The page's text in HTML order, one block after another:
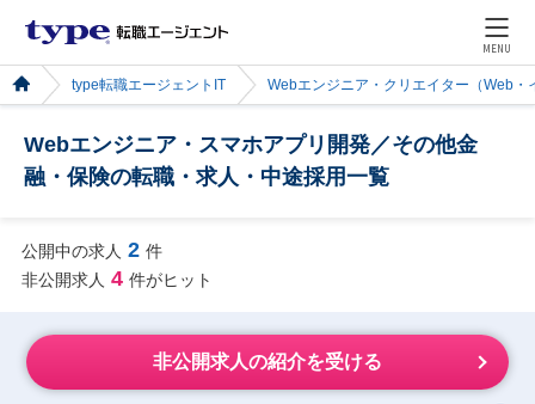
MENU
type転職エージェントIT Webエンジニア・クリエイター（Web・
Webエンジニア・スマホアプリ開発／その他金
融・保険の転職・求人・中途採用一覧
公開中の求人 2 件
非公開求人 4 件がヒット
非公開求人の紹介を受ける